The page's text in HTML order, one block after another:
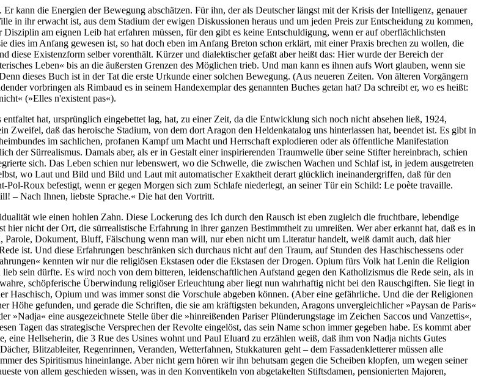
kann die Energien der Bewegung abschätzen. Für ihn, der als Deutscher längst mit der Krisis der Intelligenz, genauer
in ihr erwacht ist, aus dem Stadium der ewigen Diskussionen heraus und um jeden Preis zur Entscheidung zu kommen,
am eignen Leib hat erfahren müssen, für den gibt es keine Entschuldigung, wenn er auf oberflächlichsten
dies im Anfang gewesen ist, so hat doch eben im Anfang Breton schon erklärt, mit einer Praxis brechen zu wollen, die
diese Existenzform selber vorenthält. Kürzer und dialektischer gefaßt aber heißt das: Hier wurde der Bereich der
Leben« bis an die äußersten Grenzen des Möglichen trieb. Und man kann es ihnen aufs Wort glauben, wenn sie
dieses Buch ist in der Tat die erste Urkunde einer solchen Bewegung. (Aus neueren Zeiten. Von älteren Vorgängern
vorbringen als Rimbaud es in seinem Handexemplar des genannten Buches getan hat? Da schreibt er, wo es heißt:
(»Elles n'existent pas«).
hat, ursprünglich eingebettet lag, hat, zu einer Zeit, da die Entwicklung sich noch nicht absehen ließ, 1924,
Zweifel, daß das heroische Stadium, von dem dort Aragon den Heldenkatalog uns hinterlassen hat, beendet ist. Es gibt in
im sachlichen, profanen Kampf um Macht und Herrschaft explodieren oder als öffentliche Manifestation
der Sürrealismus. Damals aber, als er in Gestalt einer inspirierenden Traumwelle über seine Stifter hereinbrach, schien
sich. Das Leben schien nur lebenswert, wo die Schwelle, die zwischen Wachen und Schlaf ist, in jedem ausgetreten
wo Laut und Bild und Bild und Laut mit automatischer Exaktheit derart glücklich ineinandergriffen, daß für den
Roux befestigt, wenn er gegen Morgen sich zum Schlafe niederlegt, an seiner Tür ein Schild: Le poète travaille.
– Nach Ihnen, liebste Sprache.« Die hat den Vortritt.
wie einen hohlen Zahn. Diese Lockerung des Ich durch den Rausch ist eben zugleich die fruchtbare, lebendige
hier nicht der Ort, die sürrealistische Erfahrung in ihrer ganzen Bestimmtheit zu umreißen. Wer aber erkannt hat, daß es in
Dokument, Bluff, Fälschung wenn man will, nur eben nicht um Literatur handelt, weiß damit auch, daß hier
ist. Und diese Erfahrungen beschränken sich durchaus nicht auf den Traum, auf Stunden des Haschischessens oder
kennten wir nur die religiösen Ekstasen oder die Ekstasen der Drogen. Opium fürs Volk hat Lenin die Religion
sein dürfte. Es wird noch von dem bitteren, leidenschaftlichen Aufstand gegen den Katholizismus die Rede sein, als in
schöpferische Überwindung religiöser Erleuchtung aber liegt nun wahrhaftig nicht bei den Rauschgiften. Sie liegt in
Haschisch, Opium und was immer sonst die Vorschule abgeben können. (Aber eine gefährliche. Und die der Religionen
Höhe gefunden, und gerade die Schriften, die sie am kräftigsten bekunden, Aragons unvergleichlicher »Paysan de Paris«
»Nadja« eine ausgezeichnete Stelle über die »hinreißenden Pariser Plünderungstage im Zeichen Saccos und Vanzettis«,
Tagen das strategische Versprechen der Revolte eingelöst, das sein Name schon immer gegeben habe. Es kommt aber
eine Hellseherin, die 3 Rue des Usines wohnt und Paul Eluard zu erzählen weiß, daß ihm von Nadja nichts Gutes
Blitzableiter, Regenrinnen, Veranden, Wetterfahnen, Stukkaturen geht – dem Fassadenkletterer müssen alle
des Spiritismus hineinlange. Aber nicht gern hören wir ihn behutsam gegen die Scheiben klopfen, um wegen seiner
von allem geschieden wissen, was in den Konventikeln von abgetakelten Stiftsdamen, pensionierten Majoren,